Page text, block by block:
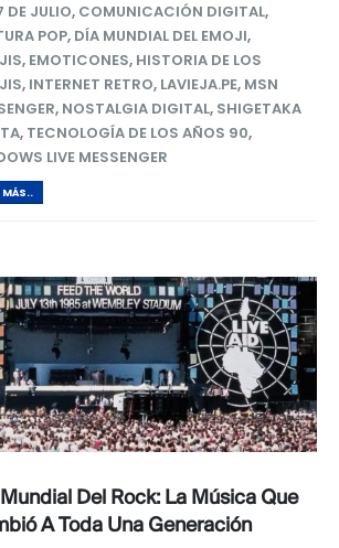
DE JULIO, COMUNICACIÓN DIGITAL,
POP, DÍA MUNDIAL DEL EMOJI,
, EMOTICONES, HISTORIA DE LOS
, INTERNET RETRO, LAVIEJA.PE, MSN
, NOSTALGIA DIGITAL, SHIGETAKA
, TECNOLOGÍA DE LOS AÑOS 90,
LIVE MESSENGER
MÁS..
Mundial Del Rock: La Música Que
A Toda Una Generación